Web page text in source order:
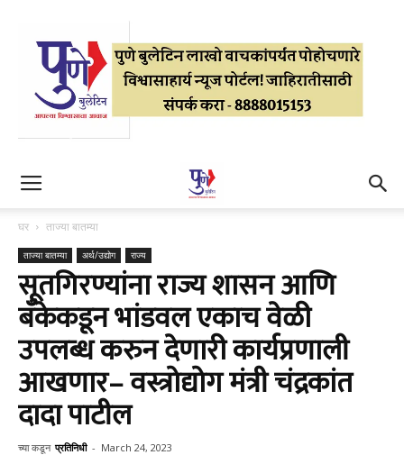
घर ताज्या बातम्या
ताज्या बातम्या अर्थ/उद्योग राज्य
सूतगिरण्यांना राज्य शासन आणि
बँकेकडून भांडवल एकाच वेळी
उपलब्ध करुन देणारी कार्यप्रणाली
आखणार– वस्त्रोद्योग मंत्री चंद्रकांत
दादा पाटील
च्या कडून प्रतिनिधी - March 24, 2023